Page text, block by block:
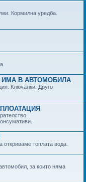
Кормилна уредба.
ИМА В АВТОМОБИЛА
Ключалки. Друго
топлата вода.
за които няма